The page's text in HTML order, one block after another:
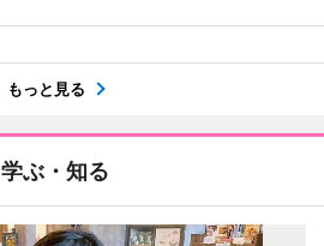
もっと見る
学ぶ・知る